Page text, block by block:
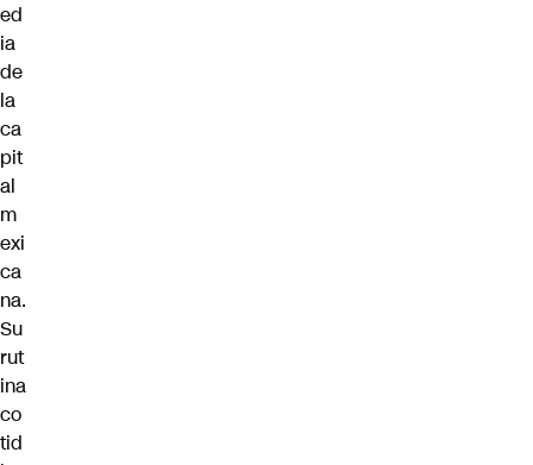
ed
ia
de
la
ca
pit
al
m
exi
ca
na.
Su
rut
ina
co
tid